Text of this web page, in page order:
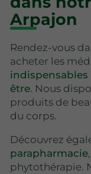
Arpajon
Rendez-vous
acheter les
être. Nous
produits de
du corps.
Découvrez
parapharmacie
phytothérapie.